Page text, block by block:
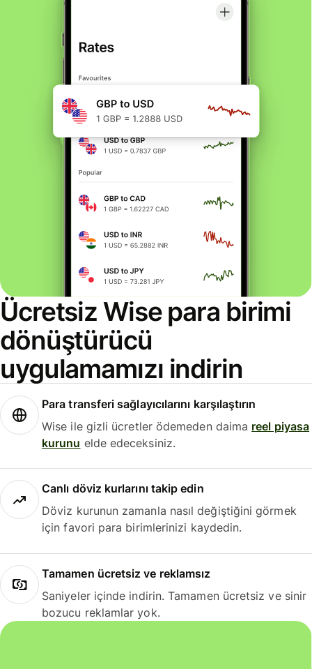
Ücretsiz Wise para birimi
dönüştürücü
uygulamamızı indirin
Para transferi sağlayıcılarını karşılaştırın
Wise ile gizli ücretler ödemeden daima reel piyasa
kurunu elde edeceksiniz.
Canlı döviz kurlarını takip edin
Döviz kurunun zamanla nasıl değiştiğini görmek
için favori para birimlerinizi kaydedin.
Tamamen ücretsiz ve reklamsız
Saniyeler içinde indirin. Tamamen ücretsiz ve sinir
bozucu reklamlar yok.